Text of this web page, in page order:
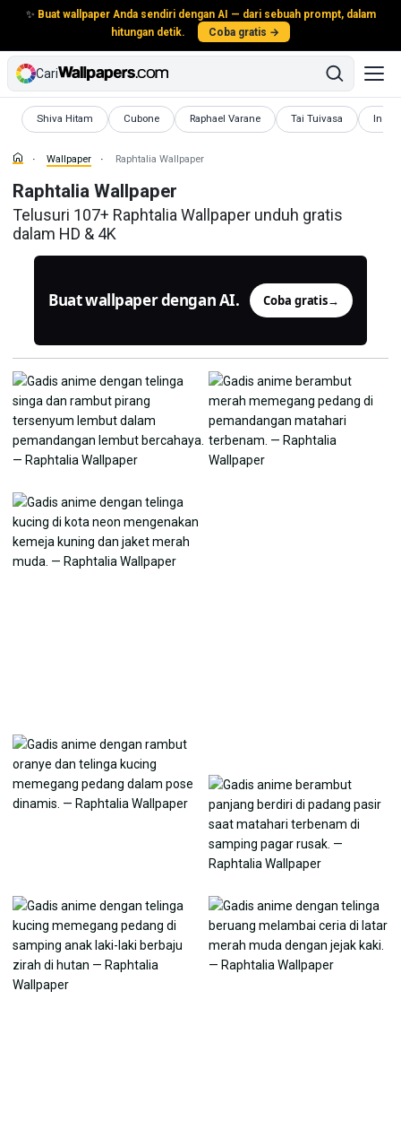
✨ Buat wallpaper Anda sendiri dengan AI — dari sebuah prompt, dalam
hitungan detik.
Coba gratis →
Cari
Shiva Hitam
Wallpaper Cubone
Wallpaper Raphael Varane
Wallpaper Tai Tuivasa
Wallpaper
Wallpaper Raphtalia Wallpaper
Raphtalia Wallpaper
Telusuri 107+ Raphtalia Wallpaper unduh gratis
dalam HD & 4K
Buat wallpaper dengan AI. Coba gratis→